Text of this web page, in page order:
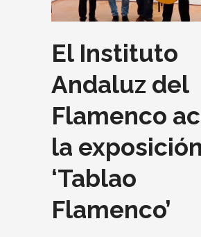
El Instituto
Andaluz del
Flamenco
la exposición
‘Tablao
Flamenco’